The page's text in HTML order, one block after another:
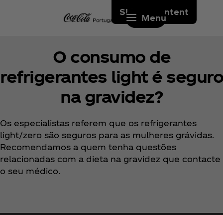
Skip to content
Menu
O consumo de
refrigerantes light é seguro
na gravidez?
Os especialistas referem que os refrigerantes
light/zero são seguros para as mulheres grávidas.
Recomendamos a quem tenha questões
relacionadas com a dieta na gravidez que contacte
o seu médico.